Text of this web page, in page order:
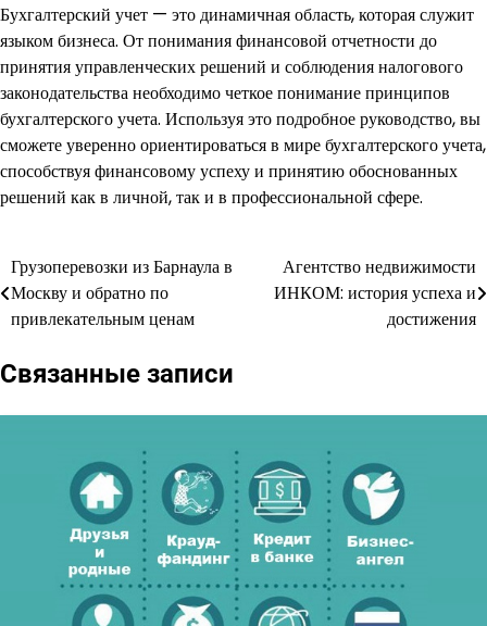
Бухгалтерский учет — это динамичная область, которая служит
языком бизнеса. От понимания финансовой отчетности до
принятия управленческих решений и соблюдения налогового
законодательства необходимо четкое понимание принципов
бухгалтерского учета. Используя это подробное руководство, вы
сможете уверенно ориентироваться в мире бухгалтерского учета,
способствуя финансовому успеху и принятию обоснованных
решений как в личной, так и в профессиональной сфере.
Навигация
по
Грузоперевозки из Барнаула в
Москву и обратно по
привлекательным ценам
Агентство недвижимости
ИНКОМ: история успеха и
достижения
Связанные записи